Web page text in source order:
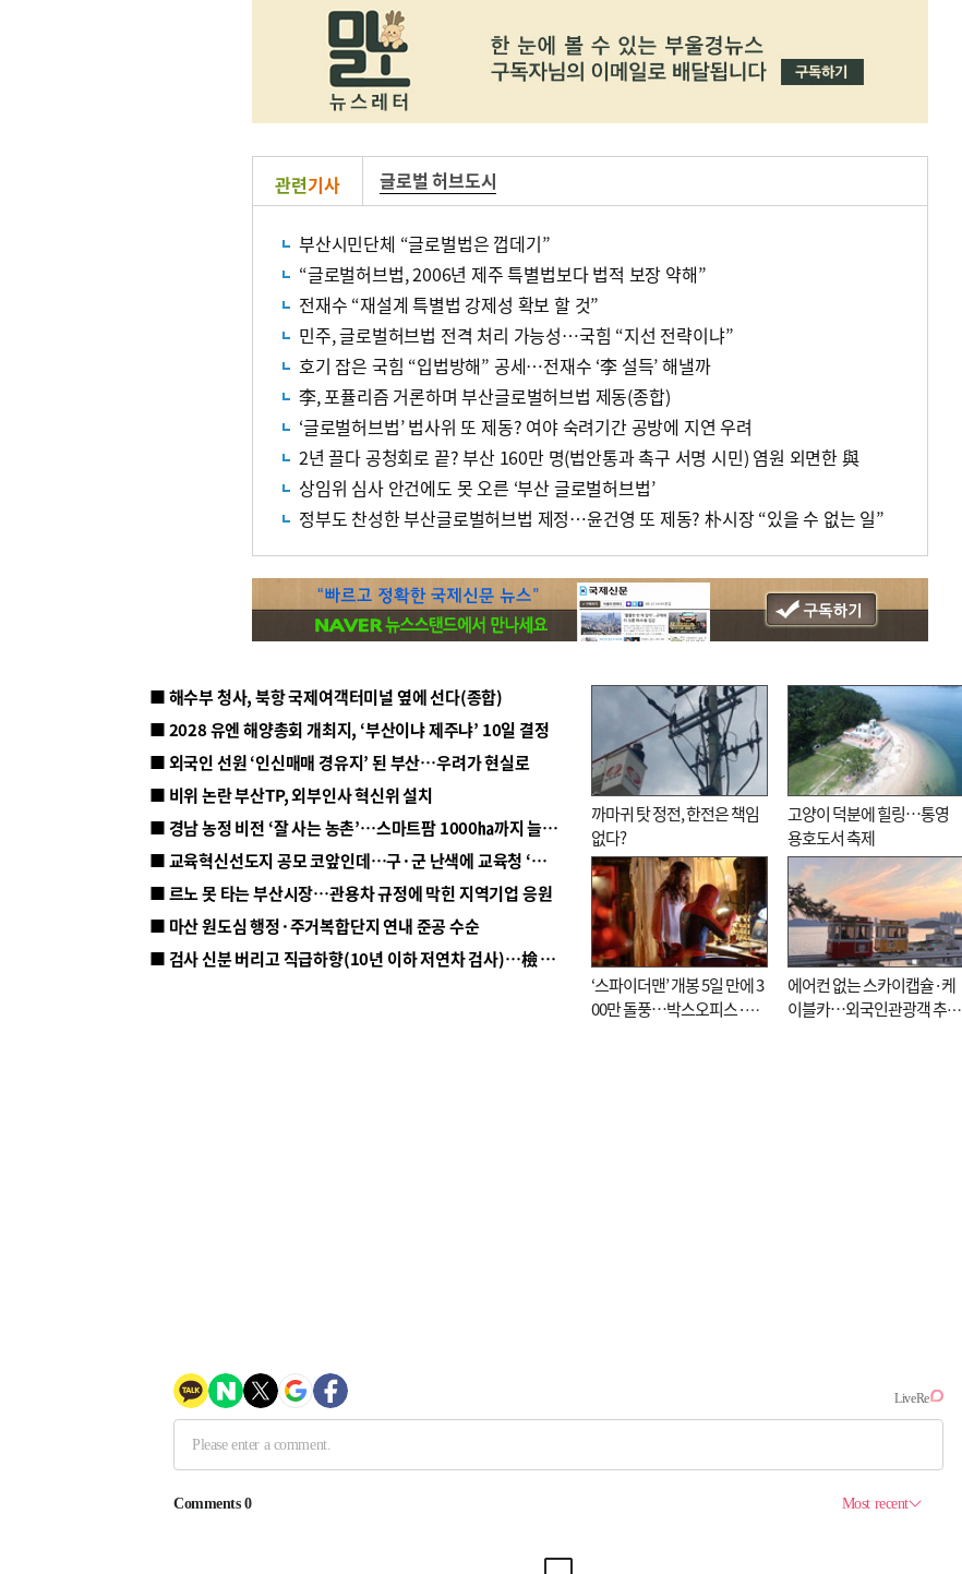
관련기사 글로벌 허브도시
부산시민단체 “글로벌법은 껍데기”
“글로벌허브법, 2006년 제주 특별법보다 법적 보장 약해”
전재수 “재설계 특별법 강제성 확보 할 것”
민주, 글로벌허브법 전격 처리 가능성…국힘 “지선 전략이냐”
호기 잡은 국힘 “입법방해” 공세…전재수 ‘李 설득’ 해낼까
李, 포퓰리즘 거론하며 부산글로벌허브법 제동(종합)
‘글로벌허브법’ 법사위 또 제동? 여야 숙려기간 공방에 지연 우려
2년 끌다 공청회로 끝? 부산 160만 명(법안통과 촉구 서명 시민) 염원 외면한 與
상임위 심사 안건에도 못 오른 ‘부산 글로벌허브법’
정부도 찬성한 부산글로벌허브법 제정…윤건영 또 제동? 朴시장 “있을 수 없는 일”
■ 해수부 청사, 북항 국제여객터미널 옆에 선다(종합)
■ 2028 유엔 해양총회 개최지, ‘부산이냐 제주냐’ 10일 결정
■ 외국인 선원 ‘인신매매 경유지’ 된 부산…우려가 현실로
■ 비위 논란 부산TP, 외부인사 혁신위 설치
■ 경남 농정 비전 ‘잘 사는 농촌’…스마트팜 1000㏊까지 늘린다
■ 교육혁신선도지 공모 코앞인데…구·군 난색에 교육청 ‘쩔쩔’
■ 르노 못 타는 부산시장…관용차 규정에 막힌 지역기업 응원
■ 마산 원도심 행정·주거복합단지 연내 준공 수순
■ 검사 신분 버리고 직급하향(10년 이하 저연차 검사)…檢 중수청행 기피
까마귀 탓 정전, 한전은 책임
없다?
고양이 덕분에 힐링…통영
용호도서 축제
‘스파이더맨’ 개봉 5일 만에 3
00만 돌풍…박스오피스·예
에어컨 없는 스카이캡슐·케
이블카…외국인관광객 추억